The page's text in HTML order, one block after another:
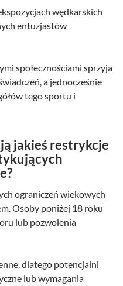
wędkarskich
entuzjastów
społecznościami sprzyja
a jednocześnie
tego sportu i
jakieś restrykcje
ograniczeń wiekowych
Osoby poniżej 18 roku
lub pozwolenia
dlatego potencjalni
lub wymagania